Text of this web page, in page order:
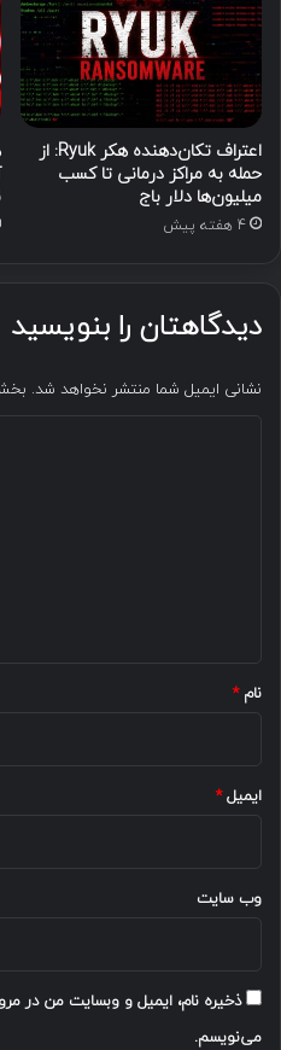
اعتراف تکان‌دهنده هکر Ryuk: از
حمله به مراکز درمانی تا کسب
میلیون‌ها دلار باج
4 هفته پیش
دیدگاهتان را بنویسید
نشانی ایمیل شما منتشر نخواهد شد.
نام*
ایمیل*
وب‌ سایت
ذخیره نام، ایمیل و وبسایت من در
می‌نویسم.